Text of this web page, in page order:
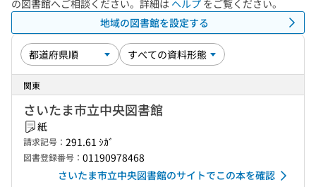
の図書館へご相談ください。詳細は ヘルプ をご覧ください。
地域の図書館を設定する
関東
さいたま市立中央図書館
紙
請求記号： 291.61 ｼｶﾞ
図書登録番号： 01190978468
さいたま市立中央図書館のサイトでこの本を確認